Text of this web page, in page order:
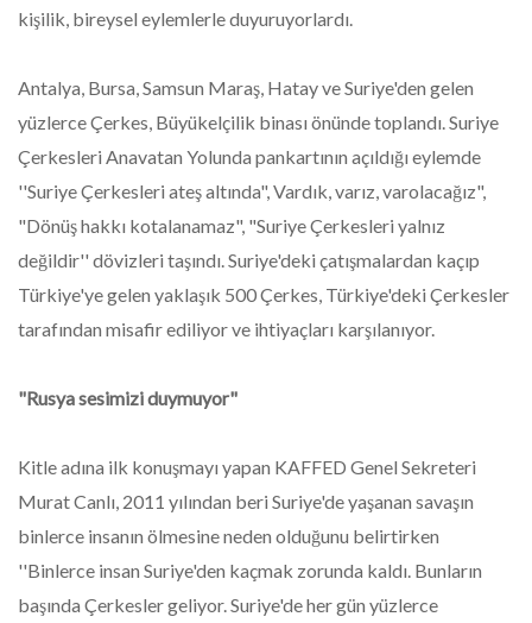
kişilik, bireysel eylemlerle duyuruyorlardı.
Antalya, Bursa, Samsun Maraş, Hatay ve Suriye'den gelen
yüzlerce Çerkes, Büyükelçilik binası önünde toplandı. Suriye
Çerkesleri Anavatan Yolunda pankartının açıldığı eylemde
''Suriye Çerkesleri ateş altında", Vardık, varız, varolacağız",
"Dönüş hakkı kotalanamaz", "Suriye Çerkesleri yalnız
değildir'' dövizleri taşındı. Suriye'deki çatışmalardan kaçıp
Türkiye'ye gelen yaklaşık 500 Çerkes, Türkiye'deki Çerkesler
tarafından misafir ediliyor ve ihtiyaçları karşılanıyor.
"Rusya sesimizi duymuyor"
Kitle adına ilk konuşmayı yapan KAFFED Genel Sekreteri
Murat Canlı, 2011 yılından beri Suriye'de yaşanan savaşın
binlerce insanın ölmesine neden olduğunu belirtirken
''Binlerce insan Suriye'den kaçmak zorunda kaldı. Bunların
başında Çerkesler geliyor. Suriye'de her gün yüzlerce